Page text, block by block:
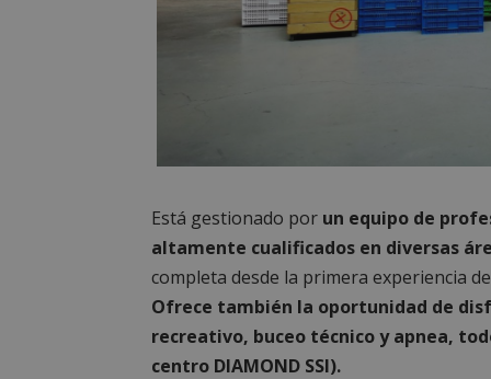
Está gestionado por un equipo de
altamente cualificados en diversas
completa desde la primera experiencia
Ofrece también la oportunidad de
recreativo, buceo técnico y apnea,
centro DIAMOND SSI).
sp_t